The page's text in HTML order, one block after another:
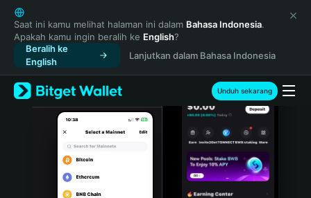
English
日本語
Tiếng Việt
Русский
Español (Latinoamérica)
Türkçe
Italiano
Português (Portugal)
Saat ini kamu melihat halaman ini dalam Bahasa Indonesia.
Apakah kamu ingin beralih ke English?
Beralih ke
English
Lanjutkan dalam Bahasa Indonesia
Unduh sekarang